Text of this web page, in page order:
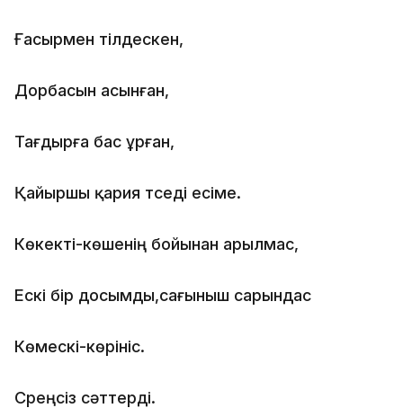
Ғасырмен тілдескен,
Дорбасын асынған,
Тағдырға бас ұрған,
Қайыршы қария түседі есіме.
Көкекті-көшенің бойынан арылмас,
Ескі бір досымды,сағыныш сарындас
Көмескі-көрініс.
Сүреңсіз сәттерді.